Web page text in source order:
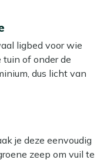
ligbed voor wie
of onder de
dus licht van
De zitting van
je langer
boek of
beige tinten oogt het
je deze eenvoudig
zeep om vuil te